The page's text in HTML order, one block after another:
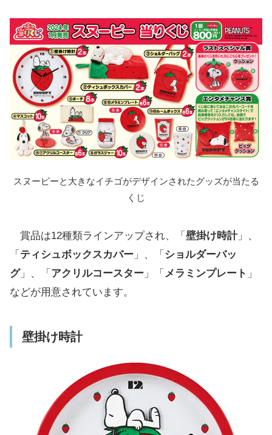
「ローソンスヌーピー当りくじ」(2024年1月
12日発売)賞品ラインアップ
取り扱い店舗
スヌーピーと大きなイチゴがデザインされたグッズが当たる
くじ
賞品は12種類ラインアップされ、「 壁掛け時計」、
「 ティシュボックスカバー 」、「 ショルダーバッ
グ」、「 アクリルコースター 」「 メラミンプレート 」
などが用意されています。
壁掛け時計